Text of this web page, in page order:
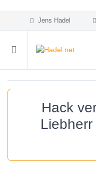
Jens Hadel
Hack